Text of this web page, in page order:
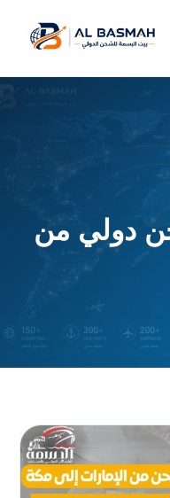
دولي من